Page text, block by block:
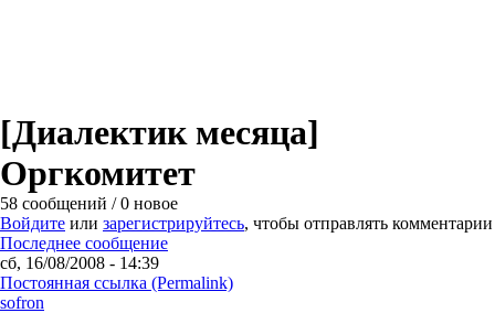
[Диалектик месяца]
Оргкомитет
58 сообщений / 0 новое
Войдите или зарегистрируйтесь, чтобы отправлять комментарии
Последнее сообщение
сб, 16/08/2008 - 14:39
Постоянная ссылка (Permalink)
sofron